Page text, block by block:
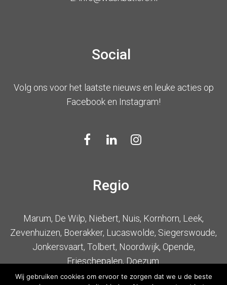
Social
Volg ons voor het laatste nieuws en leuke acties op
Facebook en Instagram!
Regio
Marum, De Wilp, Niebert, Nuis, Kornhorn, Leek,
Zevenhuizen, Boerakker, Lucaswolde, Siegerswoude,
Jonkersvaart, Tolbert, Noordwijk, Opende,
Frieschepalen, Doezum.
Wij gebruiken cookies om ervoor te zorgen dat we u de beste